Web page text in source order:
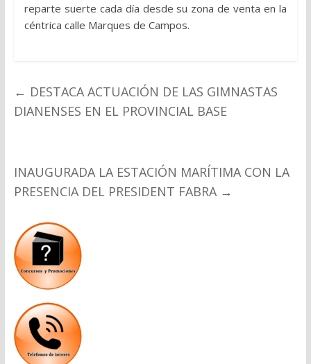
reparte suerte cada día desde su zona de venta en la
céntrica calle Marques de Campos.
← DESTACA ACTUACIÓN DE LAS GIMNASTAS
DIANENSES EN EL PROVINCIAL BASE
INAUGURADA LA ESTACIÓN MARÍTIMA CON LA
PRESENCIA DEL PRESIDENT FABRA →